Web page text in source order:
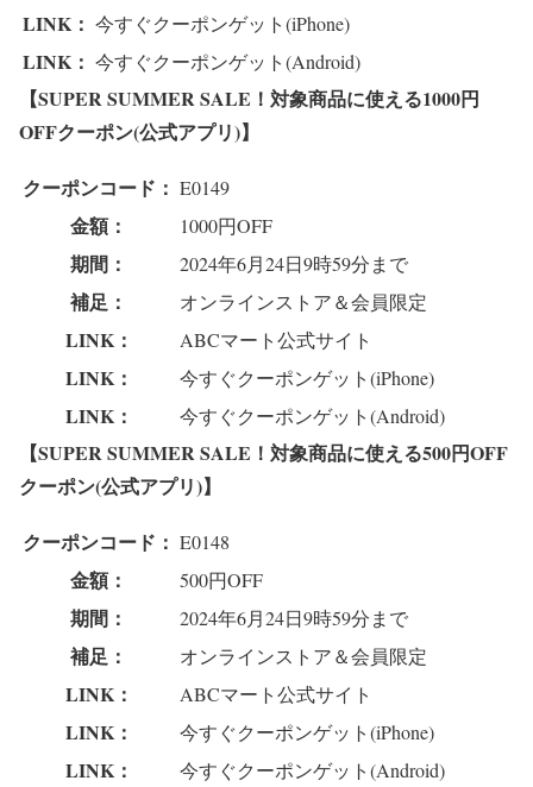
LINK： 今すぐクーポンゲット(iPhone)
LINK： 今すぐクーポンゲット(Android)
【SUPER SUMMER SALE！対象商品に使える1000円
OFFクーポン(公式アプリ)】
クーポンコード： E0149
金額： 1000円OFF
期間： 2024年6月24日9時59分まで
補足： オンラインストア＆会員限定
LINK： ABCマート公式サイト
LINK： 今すぐクーポンゲット(iPhone)
LINK： 今すぐクーポンゲット(Android)
【SUPER SUMMER SALE！対象商品に使える500円OFF
クーポン(公式アプリ)】
クーポンコード： E0148
金額： 500円OFF
期間： 2024年6月24日9時59分まで
補足： オンラインストア＆会員限定
LINK： ABCマート公式サイト
LINK： 今すぐクーポンゲット(iPhone)
LINK： 今すぐクーポンゲット(Android)